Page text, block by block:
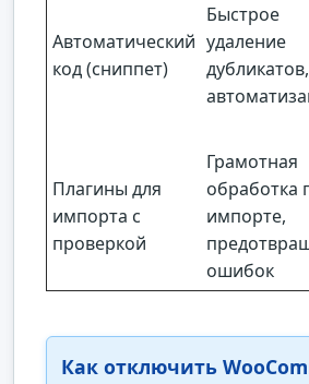
Автоматический
код (сниппет)
Быстрое
удаление
дубликатов,
Плагины для
импорта с
проверкой
Грамотная
обработка
импорте,
ошибок
Как отключить